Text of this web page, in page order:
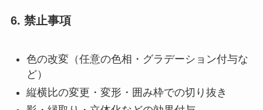
6. 禁止事項
色の改変（任意の色相・グラデーション付与な
ど）
縦横比の変更・変形・囲み枠での切り抜き